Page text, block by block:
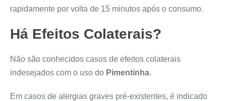
rapidamente por volta de 15 minutos após o consumo.
Há Efeitos Colaterais?
Não são conhecidos casos de efeitos colaterais
indesejados com o uso do Pimentinha.
Em casos de alergias graves pré-existentes, é indicado